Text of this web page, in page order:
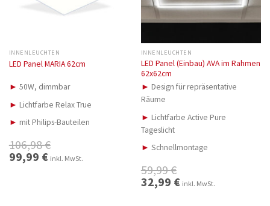
INNENLEUCHTEN
LED Panel MARIA 62cm
► 50W, dimmbar
► Lichtfarbe Relax True
► mit Philips-Bauteilen
106,98€
Ursprünglicher
Preis
99,99 €Aktueller
Preis
inkl. MwSt.
INNENLEUCHTEN
LED Panel (Einbau) AVA im Rahmen
62x62cm
► Design für repräsentative
Räume
► Lichtfarbe Active Pure
Tageslicht
► Schnellmontage
59,99€
Ursprünglicher
Preis
32,99 €Aktueller
Preis
inkl. MwSt.